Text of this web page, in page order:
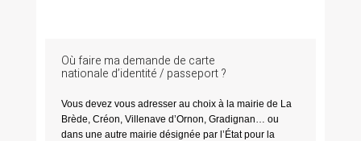
Où faire ma demande de carte
nationale d’identité / passeport ?
Vous devez vous adresser au choix à la mairie de La
Brède, Créon, Villenave d’Ornon, Gradignan… ou
dans une autre mairie désignée par l’État pour la